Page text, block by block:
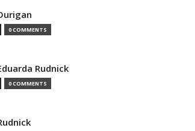
0 COMMENTS
Rudnick
0 COMMENTS